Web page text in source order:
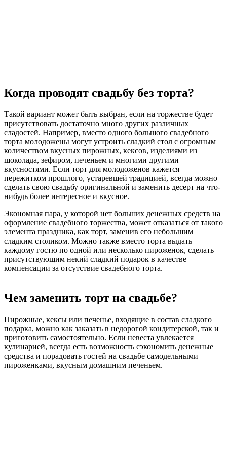
Когда проводят свадьбу без торта?
Такой вариант может быть выбран, если на торжестве будет
присутствовать достаточно много других различных
сладостей. Например, вместо одного большого свадебного
торта молодожены могут устроить сладкий стол с огромным
количеством вкусных пирожных, кексов, изделиями из
шоколада, зефиром, печеньем и многими другими
вкусностями. Если торт для молодоженов кажется
пережитком прошлого, устаревшей традицией, всегда можно
сделать свою свадьбу оригинальной и заменить десерт на что-
нибудь более интересное и вкусное.
Экономная пара, у которой нет больших денежных средств на
оформление свадебного торжества, может отказаться от такого
элемента праздника, как торт, заменив его небольшим
сладким столиком. Можно также вместо торта выдать
каждому гостю по одной или несколько пироженок, сделать
присутствующим некий сладкий подарок в качестве
компенсации за отсутствие свадебного торта.
Чем заменить торт на свадьбе?
Пирожные, кексы или печенье, входящие в состав сладкого
подарка, можно как заказать в недорогой кондитерской, так и
приготовить самостоятельно. Если невеста увлекается
кулинарией, всегда есть возможность сэкономить денежные
средства и порадовать гостей на свадьбе самодельными
пироженками, вкусным домашним печеньем.